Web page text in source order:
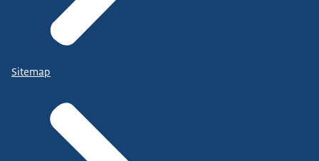
Sitemap